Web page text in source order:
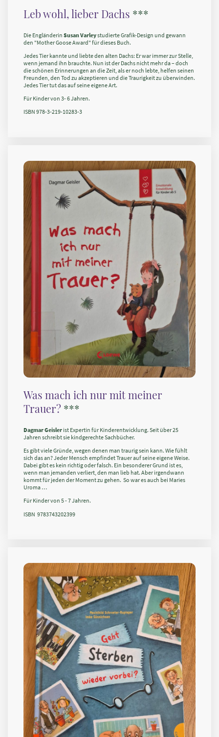
Leb wohl, lieber Dachs ***
Die Engländerin Susan Varleystudierte Grafik-Design und gewann
den "Mother Goose Award" für dieses Buch.
Jedes Tier kannte und liebte den alten Dachs: Er war immer zur Stelle,
wenn jemand ihn brauchte. Nun ist der Dachs nicht mehr da – doch
die schönen Erinnerungen an die Zeit, als er noch lebte, helfen seinen
Freunden, den Tod zu akzeptieren und die Traurigkeit zu überwinden.
Jedes Tier tut das auf seine eigene Art.
Für Kinder von 3- 6 Jahren.
ISBN 978-3-219-10283-3
Was mach ich nur mit meiner
Trauer? ***
Dagmar Geisler ist Expertin für Kinderentwicklung. Seit über 25
Jahren schreibt sie kindgerechte Sachbücher.
Es gibt viele Gründe, wegen denen man traurig sein kann. Wie fühlt
sich das an? Jeder Mensch empfindet Trauer auf seine eigene Weise.
Dabei gibt es kein richtig oder falsch. Ein besonderer Grund ist es,
wenn man jemanden verliert, den man lieb hat. Aber irgendwann
kommt für jeden der Moment zu gehen. So war es auch bei Maries
Uroma …
Für Kinder von 5 - 7 Jahren.
ISBN ‎ 9783743202399